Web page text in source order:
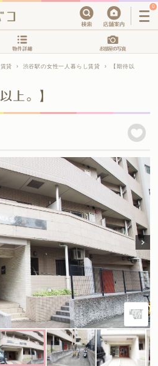
0
貸 › 渋谷駅の女性一人暮らし賃貸 ›
【期待以
上。】